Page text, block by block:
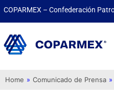
COPARMEX – Confederación
Home » Comunicado de Prensa »